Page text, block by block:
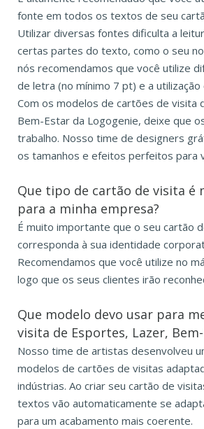
fonte em todos os textos de seu
Utilizar diversas fontes dificulta a
certas partes do texto, como o seu
nós recomendamos que você utilize
de letra (no mínimo 7 pt) e a
Com os modelos de cartões de visita
Bem-Estar da Logogenie, deixe que
trabalho. Nosso time de designers
os tamanhos e efeitos perfeitos para
Que tipo de cartão de visita é
para a minha empresa?
É muito importante que o seu cartão
corresponda à sua identidade
Recomendamos que você utilize no
logo que os seus clientes irão
Que modelo devo usar para
visita de Esportes, Lazer,
Nosso time de artistas desenvolveu
modelos de cartões de visitas
indústrias. Ao criar seu cartão de
textos vão automaticamente se
para um acabamento mais coerente.